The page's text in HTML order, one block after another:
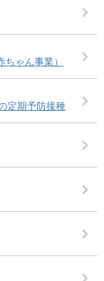
ゃん事業）
定期予防接種